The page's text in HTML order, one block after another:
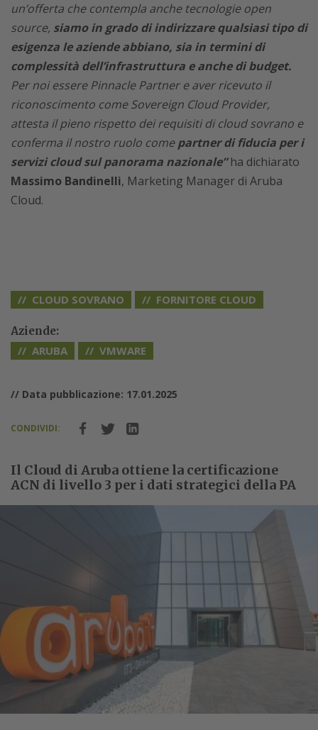
un’offerta che contempla anche tecnologie open
source, siamo in grado di indirizzare qualsiasi tipo di
esigenza le aziende abbiano, sia in termini di
complessità dell’infrastruttura e anche di budget.
Per noi essere Pinnacle Partner e aver ricevuto il
riconoscimento come Sovereign Cloud Provider,
attesta il pieno rispetto dei requisiti di cloud sovrano e
conferma il nostro ruolo comepartner di fiducia per i
servizi cloud sul panorama nazionale”ha dichiarato
Massimo Bandinelli, Marketing Manager di Aruba
Cloud.
CLOUD SOVRANO FORNITORE CLOUD
Aziende:
ARUBA VMWARE
// Data pubblicazione: 17.01.2025
CONDIVIDI:
Il Cloud di Aruba ottiene la certificazione
ACN di livello 3 per i dati strategici della PA